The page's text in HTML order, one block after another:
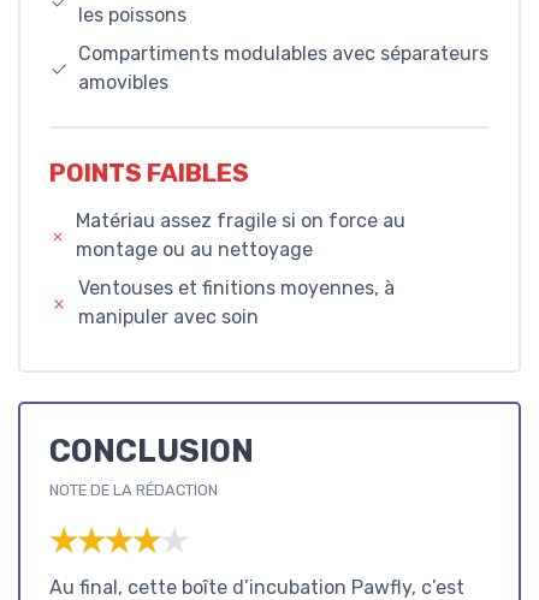
les poissons
Compartiments modulables avec séparateurs
amovibles
POINTS FAIBLES
Matériau assez fragile si on force au
montage ou au nettoyage
Ventouses et finitions moyennes, à
manipuler avec soin
CONCLUSION
NOTE DE LA RÉDACTION
★★★★★
★★★★★
Au final, cette boîte d’incubation Pawfly, c’est